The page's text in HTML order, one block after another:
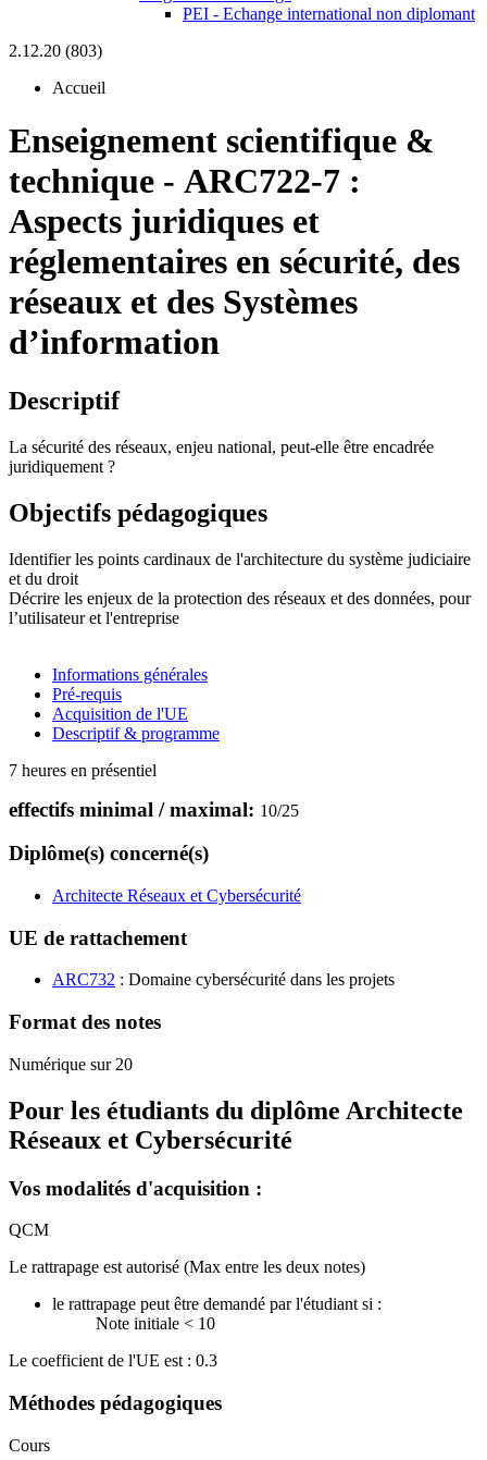
PEI - Echange international non diplomant
2.12.20 (803)
Accueil
Enseignement scientifique &
technique - ARC722-7 :
Aspects juridiques et
réglementaires en sécurité, des
réseaux et des Systèmes
d’information
Descriptif
La sécurité des réseaux, enjeu national, peut-elle être encadrée
juridiquement ?
Objectifs pédagogiques
Identifier les points cardinaux de l'architecture du système judiciaire
et du droit
Décrire les enjeux de la protection des réseaux et des données, pour
l’utilisateur et l'entreprise
Informations générales
Pré-requis
Acquisition de l'UE
Descriptif & programme
7 heures en présentiel
effectifs minimal / maximal: 10/25
Diplôme(s) concerné(s)
Architecte Réseaux et Cybersécurité
UE de rattachement
ARC732 : Domaine cybersécurité dans les projets
Format des notes
Numérique sur 20
Pour les étudiants du diplôme Architecte
Réseaux et Cybersécurité
Vos modalités d'acquisition :
QCM
Le rattrapage est autorisé (Max entre les deux notes)
le rattrapage peut être demandé par l'étudiant si :
Note initiale < 10
Le coefficient de l'UE est : 0.3
Méthodes pédagogiques
Cours